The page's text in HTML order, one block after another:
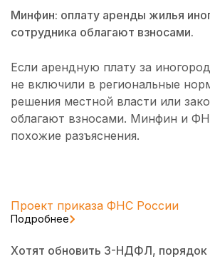
Минфин: оплату аренды жилья
сотрудника облагают взносами.
Если арендную плату за
не включили в региональные
решения местной власти или
облагают взносами. Минфин и
похожие разъяснения.
Проект приказа ФНС России
Подробнее
Хотят обновить 3-НДФЛ, порядок